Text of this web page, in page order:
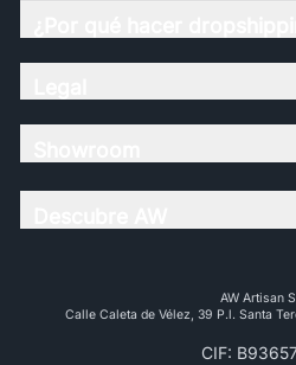
AW Artisan
Calle Caleta de Vélez, 39 P.l. Santa
CIF: